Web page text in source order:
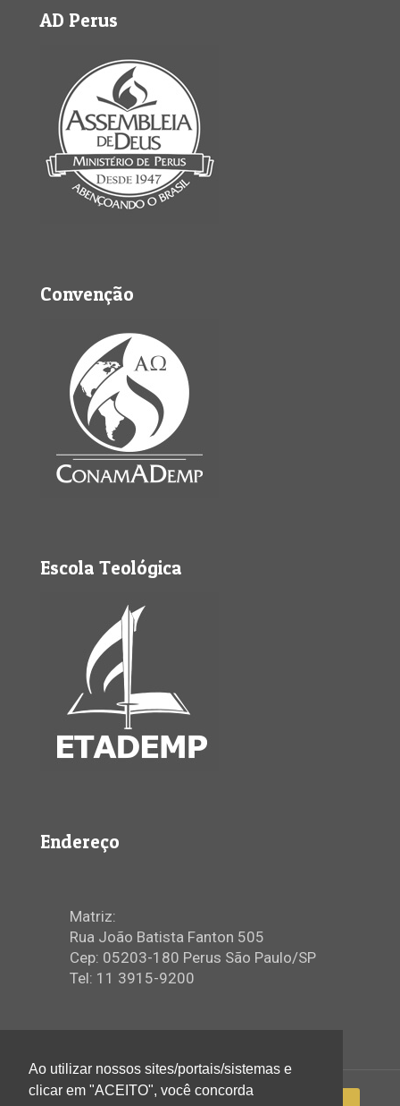
AD Perus
Convenção
Escola Teológica
Endereço
Matriz:
Rua João Batista Fanton 505
Cep: 05203-180 Perus São Paulo/SP
Tel: 11 3915-9200
Ao utilizar nossos sites/portais/sistemas e
clicar em "ACEITO", você concorda